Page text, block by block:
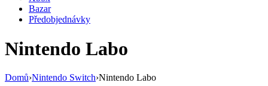
Bazar
Předobjednávky
Nintendo Labo
Domů›Nintendo Switch›Nintendo Labo